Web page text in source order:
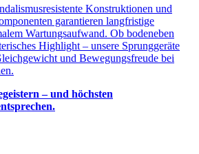
Konstruktionen und
garantieren langfristige
Wartungsaufwand. Ob bodeneben
Highlight – unsere Sprunggeräte
und Bewegungsfreude bei
– und höchsten